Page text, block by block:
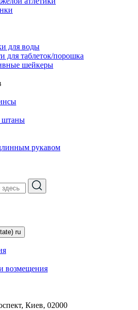
для воды
для таблеток/порошка
шейкеры
штаны
рукавом
ru
возмещения
Киев, 02000